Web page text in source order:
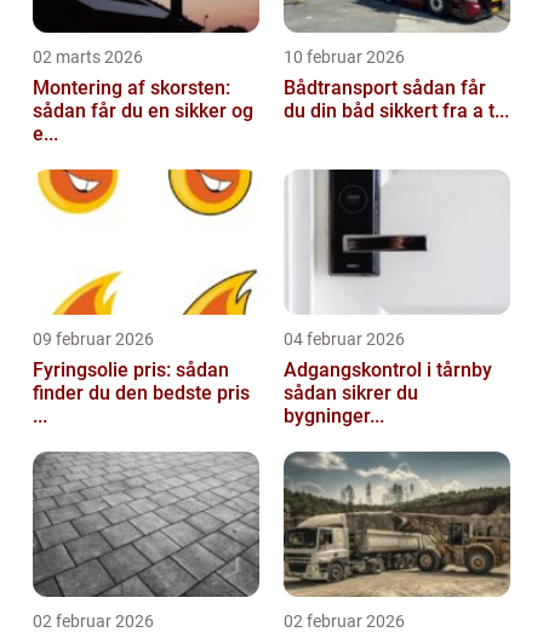
02 marts 2026
Montering af skorsten:
sådan får du en sikker og
e...
10 februar 2026
Bådtransport sådan får
du din båd sikkert fra a t...
09 februar 2026
Fyringsolie pris: sådan
finder du den bedste pris
...
04 februar 2026
Adgangskontrol i tårnby
sådan sikrer du
bygninger...
02 februar 2026 02 februar 2026